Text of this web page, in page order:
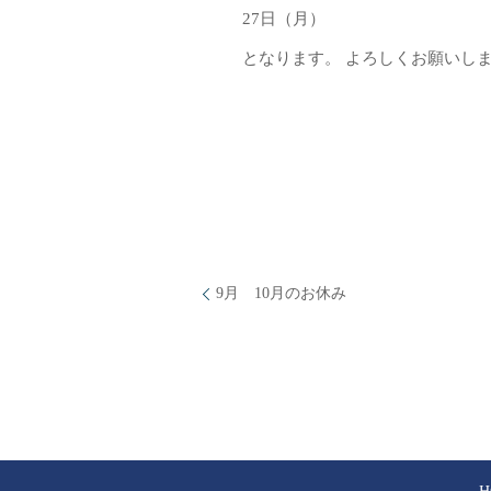
27日（月）
となります。 よろしくお願いし
9月 10月のお休み